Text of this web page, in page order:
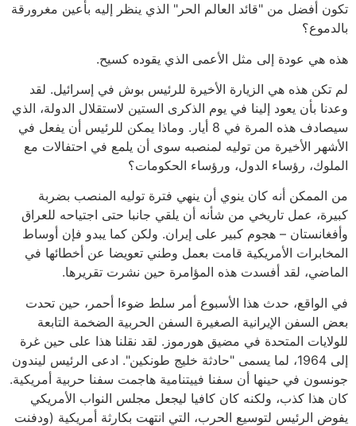
تكون أفضل من "قائد العالم الحر" الذي ينظر إليه بأعين مغرورقة
بالدموع؟
هذه هي عودة إلى مثل الأعمى الذي يقوده كسيح.
لم تكن هذه هي الزيارة الأخيرة للرئيس بوش في إسرائيل. لقد
وعدنا بأن يعود إلينا في يوم الذكرى الستين لاستقلال الدولة، الذي
سيصادف هذه المرة في 8 أيار. وماذا يمكن للرئيس أن يفعل في
الأشهر الأخيرة من توليه لمنصبه سوى أن يلمع في احتفالات مع
الملوك، رؤساء الدول، ورؤساء الحكومات؟
من الممكن أنه كان ينوي أن ينهي فترة توليه المنصب بضربة
كبيرة، عمل تاريخي من شأنه أن يلقي جانبا حتى اجتياحه للعراق
وأفغانستان – هجوم كبير على إيران. ولكن كما يبدو فإن أوساط
المخابرات الأمريكية قامت بعمل وطني تعويضا عن أخطائها في
الماضي، لقد أفسدت هذه المؤامرة حين نشرت تقريرها.
في الواقع، حدث هذا الأسبوع أمر سلط ضوءا أحمر، حين تحدت
بعض السفن الإيرانية الصغيرة السفن الحربية الضخمة التابعة
للولايات المتحدة في مضيق هورموز. لقد نقلنا هذا على حين غرة
إلى 1964، لما يسمى "حادثة خليج طونكين". ادعى الرئيس ليندون
جونسون في حينها أن سفنا فييتنامية هاجمت سفنا حربية أمريكية.
كان هذا كذب، ولكنه كان كافيا ليجعل مجلس النواب الأمريكي
يفوض الرئيس لتوسيع الحرب، التي انتهت بكارثة أمريكية (ودفنت